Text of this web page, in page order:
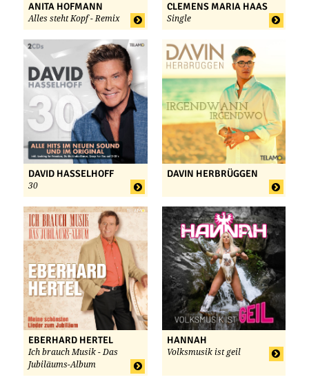
ANITA HOFMANN
Alles steht Kopf - Remix
CLEMENS MARIA HAAS
Single
DAVID HASSELHOFF
30
DAVIN HERBRÜGGEN
EBERHARD HERTEL
Ich brauch Musik - Das
Jubiläums-Album
HANNAH
Volksmusik ist geil